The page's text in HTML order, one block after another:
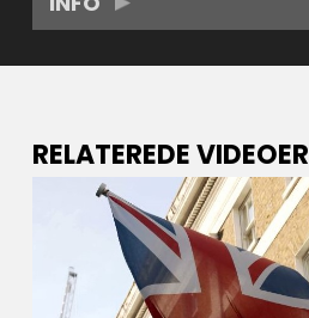
RELATEREDE VIDEOER